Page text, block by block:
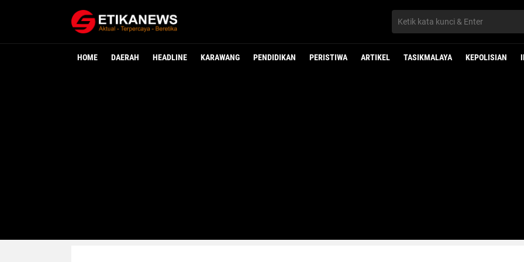
HOME DAERAH HEADLINE KARAWANG PENDIDIKAN PERISTIWA ARTIKEL TASIKMALAYA KEPOLISIAN